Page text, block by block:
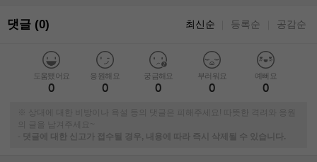
댓글 (0) 최신순 등록순 공감순
도움됐어요
0
응원해요
0
궁금해요
0
부러워요
0
예뻐요
0
※ 상대에 대한 비방이나 욕설 등의 댓글은 피해주세요! 따뜻한 격려와 응원
의 글을 남겨주세요~
-
댓글에 대한 신고가 접수될 경우, 내용에 따라 즉시 삭제될 수 있습니다.